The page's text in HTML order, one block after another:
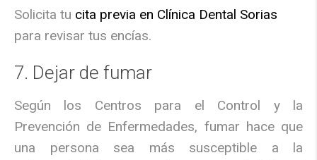
Solicita tu cita previa en Clínica Dental Sorias
para revisar tus encías.
7. Dejar de fumar
Según los Centros para el Control y la
Prevención de Enfermedades, fumar hace que
una persona sea más susceptible a la